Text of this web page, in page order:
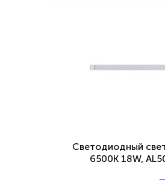
Светодиодный
6500K 18W,